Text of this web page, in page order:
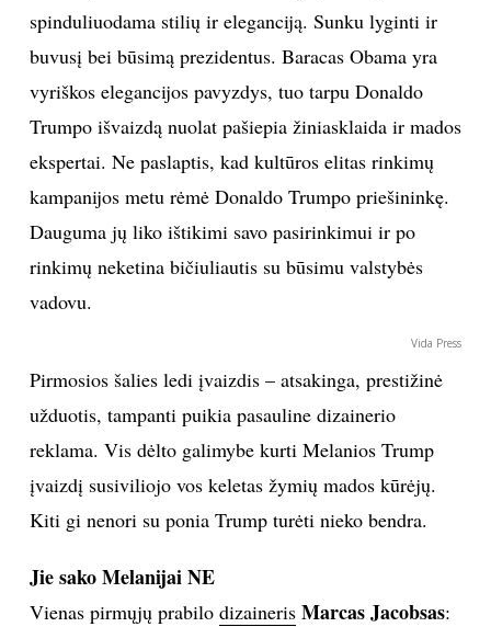
SPORTAS
FOTOGRAFIJA
MENAS
ORAI
ĮDOMYBĖS
KNYGOS
NAMAI
VIRTUVĖ
spinduliuodama stilių ir eleganciją. Sunku lyginti ir
buvusį bei būsimą prezidentus. Baracas Obama yra
vyriškos elegancijos pavyzdys, tuo tarpu Donaldo
Trumpo išvaizdą nuolat pašiepia žiniasklaida ir mados
ekspertai. Ne paslaptis, kad kultūros elitas rinkimų
kampanijos metu rėmė Donaldo Trumpo priešininkę.
Dauguma jų liko ištikimi savo pasirinkimui ir po
rinkimų neketina bičiuliautis su būsimu valstybės
vadovu.
Vida Press
Pirmosios šalies ledi įvaizdis – atsakinga, prestižinė
užduotis, tampanti puikia pasauline dizainerio
reklama. Vis dėlto galimybe kurti Melanios Trump
įvaizdį susiviliojo vos keletas žymių mados kūrėjų.
Kiti gi nenori su ponia Trump turėti nieko bendra.
Jie sako Melanijai NE
Vienas pirmųjų prabilo dizaineris Marcas Jacobsas: